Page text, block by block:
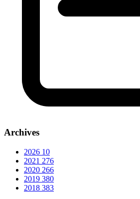
Archives
2026 10
2021 276
2020 266
2019 380
2018 383